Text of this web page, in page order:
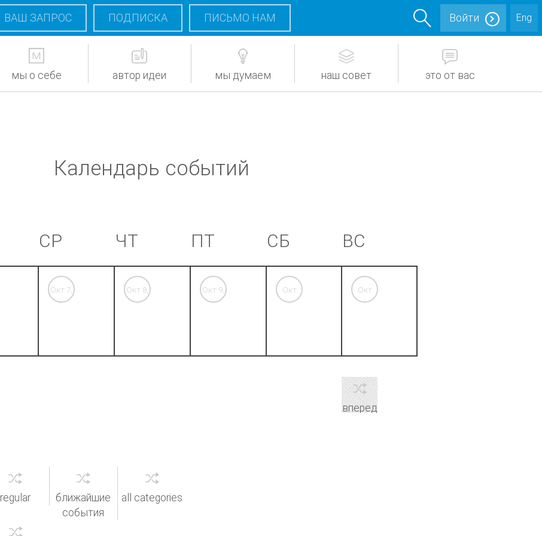
ВАШ ЗАПРОС ПОДПИСКА ПИСЬМО НАМ Eng
Войти
мы о себе автор идеи мы думаем наш совет это от вас
Календарь событий
СР ЧТ ПТ СБ ВС
Окт 7, Окт 8, Окт 9, Окт Окт
вперед
regular
ближайшие
события
all categories